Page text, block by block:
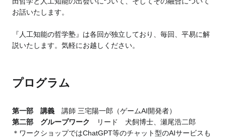
お話いたします。
『人工知能の哲学塾』は各回が独立しており、毎回、平易に解
説いたします。気軽にお越しください。
プログラム
第一部 講義講師 三宅陽一郎（ゲームAI開発者）
第二部 グループワーク
リード 犬飼博士、瀬尾浩二郎
＊ワークショップではChatGPT等のチャット型のAIサービスも